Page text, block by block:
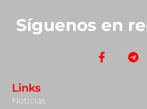
Síguenos en
Links
Noticias